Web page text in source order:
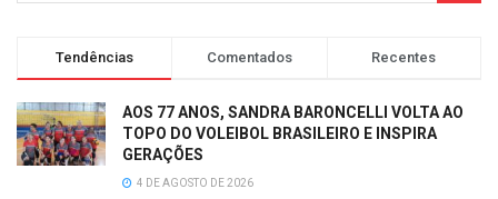
Tendências Comentados Recentes
AOS 77 ANOS, SANDRA BARONCELLI VOLTA AO
TOPO DO VOLEIBOL BRASILEIRO E INSPIRA
GERAÇÕES
4 DE AGOSTO DE 2026